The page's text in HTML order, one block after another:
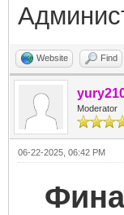
Website Find
Moderator
06-22-2025, 06:42 PM